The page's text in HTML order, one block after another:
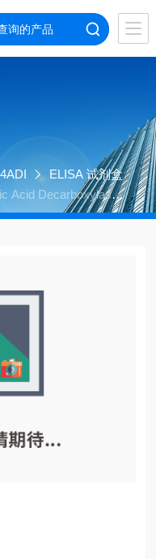
4ADI
ELISA 试剂盒
Acid Decarboxylase